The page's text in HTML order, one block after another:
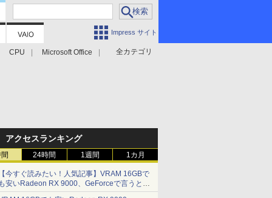
Impress サイト
全カテゴリ
CPU Microsoft Office
アクセスランキング
24時間 1週間 1カ月
今すぐ読みたい！人気記事】VRAM 16GBで
安いRadeon RX 9000、GeForceで言うとど
ぐらいの性能？ - PC Watch